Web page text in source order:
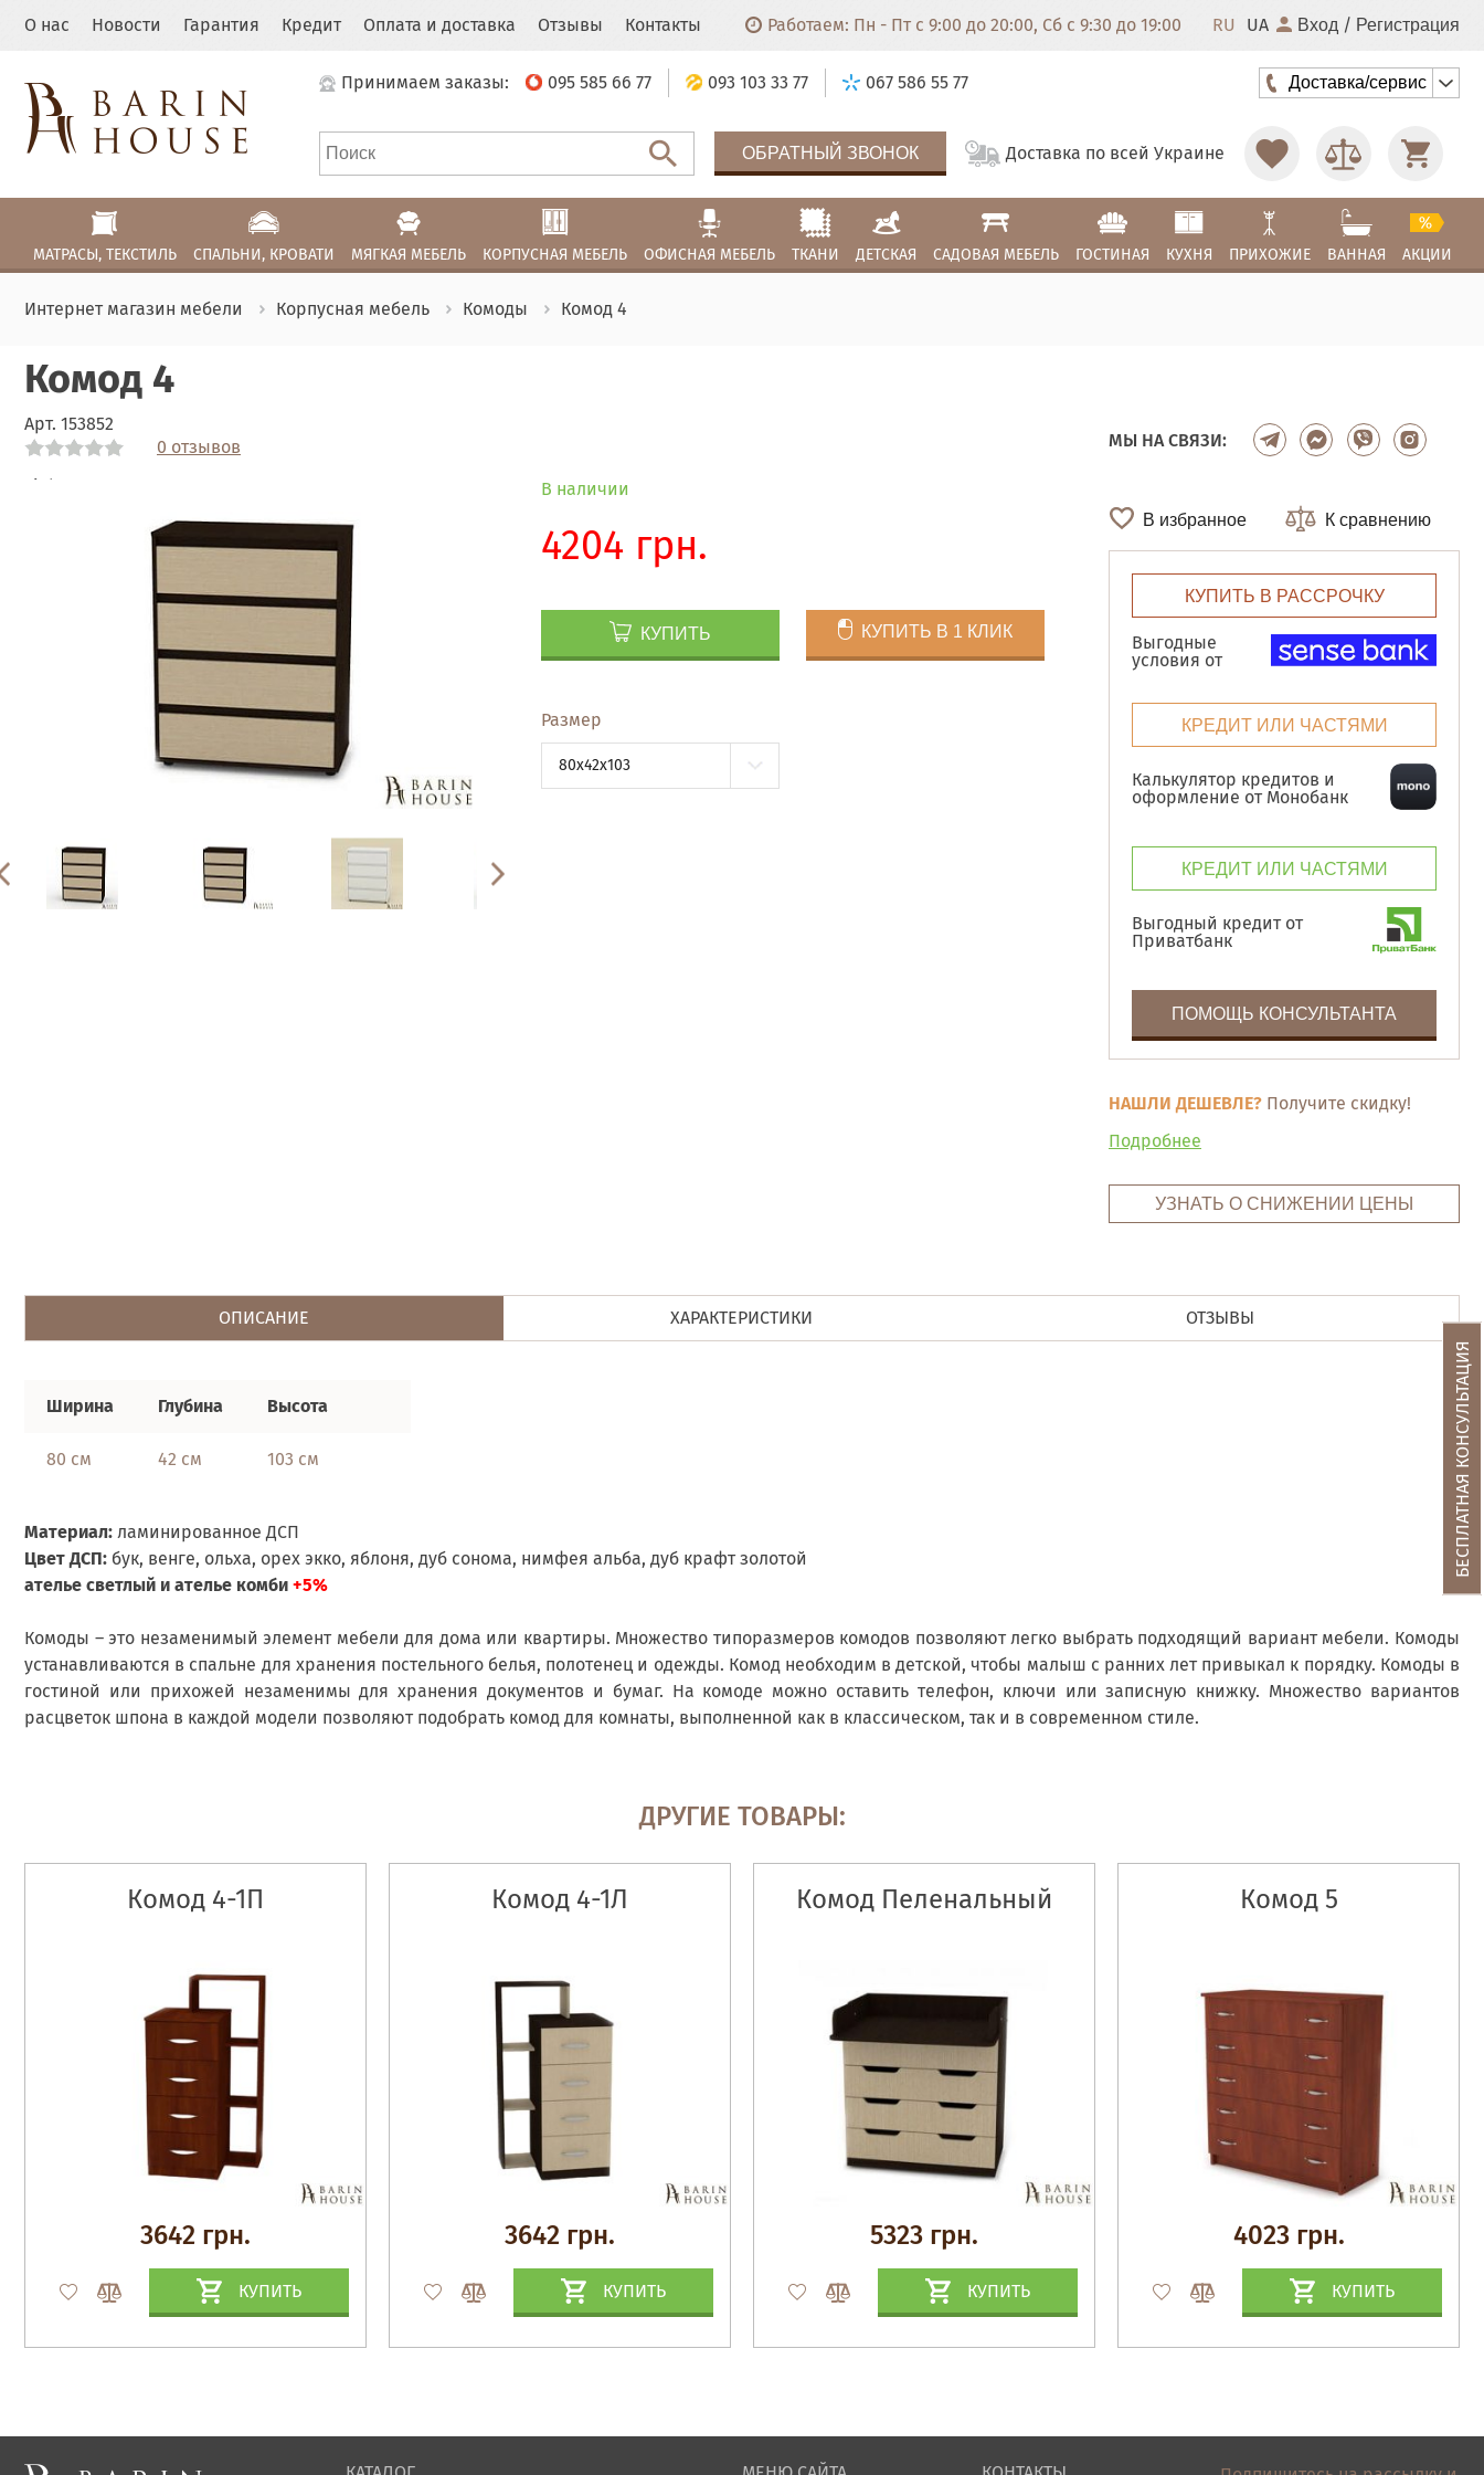
О нас Новости Гарантия Кредит Оплата и доставка Отзывы Контакты Работаем: Пн - Пт с 9:00 до 20:00, Сб с 9:30 до 19:00 RU UA Вход / Регистрация
Принимаем заказы: 095 585 66 77 093 103 33 77 067 586 55 77 Доставка/сервис
ОБРАТНЫЙ ЗВОНОК Доставка по всей Украине
МАТРАСЫ, ТЕКСТИЛЬ СПАЛЬНИ, КРОВАТИ МЯГКАЯ МЕБЕЛЬ КОРПУСНАЯ МЕБЕЛЬ ОФИСНАЯ МЕБЕЛЬ ТКАНИ ДЕТСКАЯ САДОВАЯ МЕБЕЛЬ ГОСТИНАЯ КУХНЯ ПРИХОЖИЕ ВАННАЯ АКЦИИ
Интернет магазин мебели Корпусная мебель Комоды Комод 4
Комод 4
Арт. 153852
0 отзывов
Link
Link
Link
Link
Link
Link
Link
Link
Link В наличии
4204 грн.
КУПИТЬ КУПИТЬ В 1 КЛИК
Размер
80x42x103
МЫ НА СВЯЗИ:
В избранное К сравнению
КУПИТЬ В РАССРОЧКУ
Выгодные
условия от
КРЕДИТ ИЛИ ЧАСТЯМИ
Калькулятор кредитов и
оформление от Монобанк
КРЕДИТ ИЛИ ЧАСТЯМИ
Выгодный кредит от
Приватбанк
ПОМОЩЬ КОНСУЛЬТАНТА
НАШЛИ ДЕШЕВЛЕ? Получите скидку!
Подробнее
УЗНАТЬ О СНИЖЕНИИ ЦЕНЫ
ОПИСАНИЕ ХАРАКТЕРИСТИКИ ОТЗЫВЫ
Ширина Глубина Высота
80 см 42 см 103 см
Материал: ламинированное ДСП
Цвет ДСП: бук, венге, ольха, орех экко, яблоня, дуб сонома, нимфея альба, дуб крафт золотой
ателье светлый и ателье комби +5%
Комоды – это незаменимый элемент мебели для дома или квартиры. Множество типоразмеров комодов позволяют легко выбрать подходящий вариант мебели. Комоды
устанавливаются в спальне для хранения постельного белья, полотенец и одежды. Комод необходим в детской, чтобы малыш с ранних лет привыкал к порядку. Комоды в
гостиной или прихожей незаменимы для хранения документов и бумаг. На комоде можно оставить телефон, ключи или записную книжку. Множество вариантов
расцветок шпона в каждой модели позволяют подобрать комод для комнаты, выполненной как в классическом, так и в современном стиле.
ДРУГИЕ ТОВАРЫ:
Комод 4-1П
3642 грн.
КУПИТЬ
Комод 4-1Л
3642 грн.
КУПИТЬ
Комод Пеленальный
5323 грн.
КУПИТЬ
Комод 5
4023 грн.
КУПИТЬ
БЕСПЛАТНАЯ КОНСУЛЬТАЦИЯ